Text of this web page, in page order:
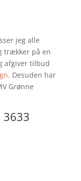
jeg alle
trækker på en
afgiver tilbud
. Desuden har
Grønne
3633